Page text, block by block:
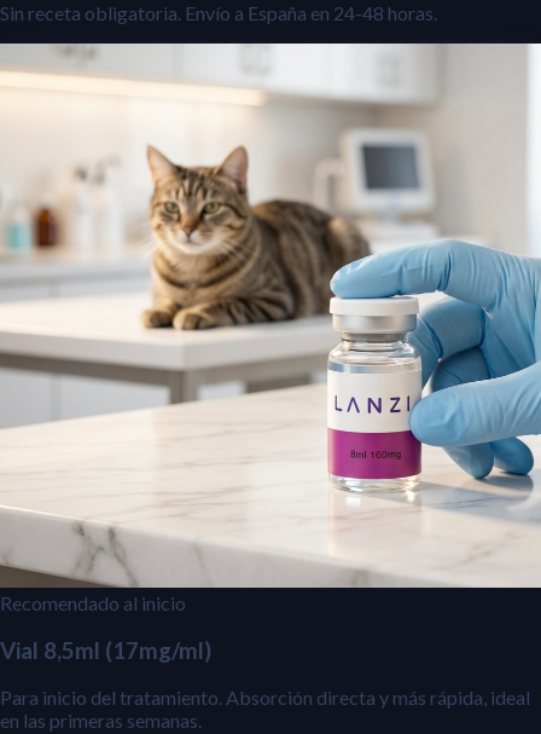
Sin receta obligatoria. Envío a España en 24-48 horas.
Recomendado al inicio
Vial 8,5ml (17mg/ml)
Para inicio del tratamiento. Absorción directa y más rápida, ideal
en las primeras semanas.